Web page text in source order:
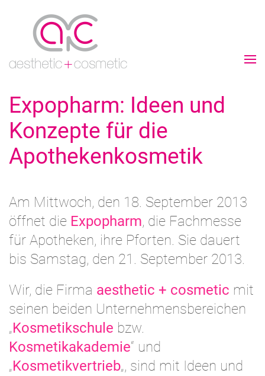
Expopharm: Ideen und
Konzepte für die
Apothekenkosmetik
Am Mittwoch, den 18. September 2013
öffnet die Expopharm, die Fachmesse
für Apotheken, ihre Pforten. Sie dauert
bis Samstag, den 21. September 2013.
Wir, die Firma aesthetic + cosmetic mit
seinen beiden Unternehmensbereichen
„Kosmetikschule bzw.
Kosmetikakademie“ und
„Kosmetikvertrieb„, sind mit Ideen und